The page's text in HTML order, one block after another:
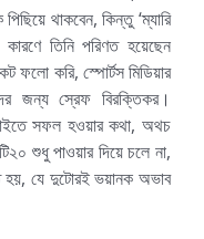
থাকবেন, কিন্তু ‘ম্যারি
তিনি পরিণত হয়েছেন
ফলো করি, স্পোর্টস মিডিয়ার
জন্য স্রেফ বিরক্তিকর।
সফল হওয়ার কথা, অথচ
শুধু পাওয়ার দিয়ে চলে না,
হয়, যে দুটোরই ভয়ানক অভাব